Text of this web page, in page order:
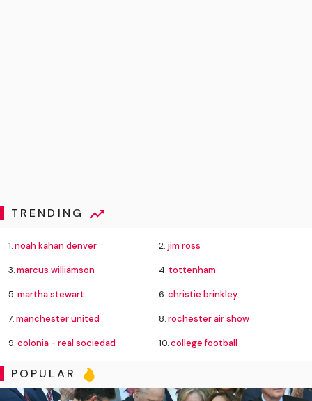
TRENDING
1.noah kahan denver 2. jim ross
3.marcus williamson 4. tottenham
5.martha stewart 6.christie brinkley
7.manchester united 8.rochester air show
9.colonia - real sociedad 10.college football
POPULAR